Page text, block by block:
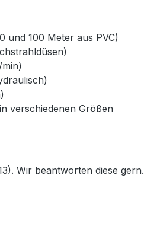
und 100 Meter aus PVC)
verschiedenen Größen
Wir beantworten diese gern.